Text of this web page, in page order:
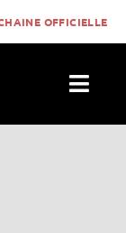
OFFICIELLE